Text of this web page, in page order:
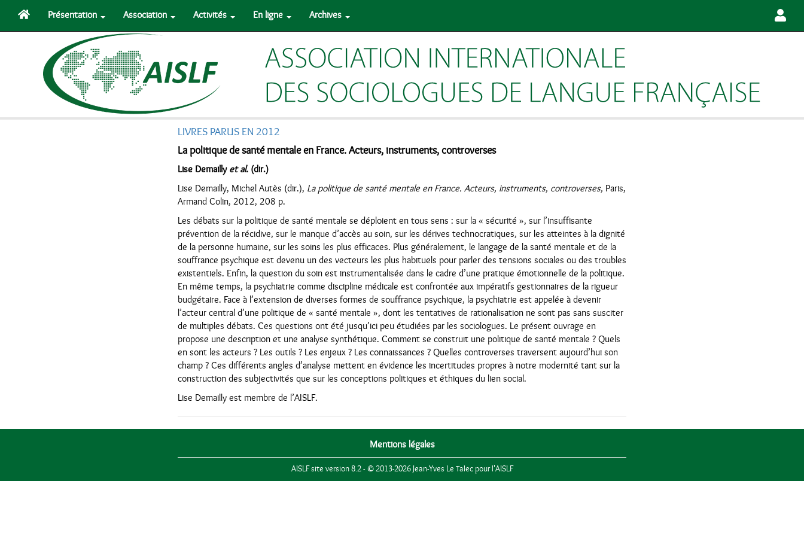
Présentation Association Activités En ligne Archives
LIVRES PARUS EN 2012
La politique de santé mentale en France. Acteurs, instruments, controverses
Lise Demailly et al. (dir.)
Lise Demailly, Michel Autès (dir.), La politique de santé mentale en France. Acteurs, instruments, controverses, Paris,
Armand Colin, 2012, 208 p.
Les débats sur la politique de santé mentale se déploient en tous sens : sur la « sécurité », sur l’insuffisante
prévention de la récidive, sur le manque d’accès au soin, sur les dérives technocratiques, sur les atteintes à la dignité
de la personne humaine, sur les soins les plus efficaces. Plus généralement, le langage de la santé mentale et de la
souffrance psychique est devenu un des vecteurs les plus habituels pour parler des tensions sociales ou des troubles
existentiels. Enfin, la question du soin est instrumentalisée dans le cadre d’une pratique émotionnelle de la politique.
En même temps, la psychiatrie comme discipline médicale est confrontée aux impératifs gestionnaires de la rigueur
budgétaire. Face à l’extension de diverses formes de souffrance psychique, la psychiatrie est appelée à devenir
l’acteur central d’une politique de « santé mentale », dont les tentatives de rationalisation ne sont pas sans susciter
de multiples débats. Ces questions ont été jusqu’ici peu étudiées par les sociologues. Le présent ouvrage en
propose une description et une analyse synthétique. Comment se construit une politique de santé mentale ? Quels
en sont les acteurs ? Les outils ? Les enjeux ? Les connaissances ? Quelles controverses traversent aujourd’hui son
champ ? Ces différents angles d’analyse mettent en évidence les incertitudes propres à notre modernité tant sur la
construction des subjectivités que sur les conceptions politiques et éthiques du lien social.
Lise Demailly est membre de l’AISLF.
Mentions légales
AISLF site version 8.2 - © 2013-2026 Jean-Yves Le Talec pour l'AISLF